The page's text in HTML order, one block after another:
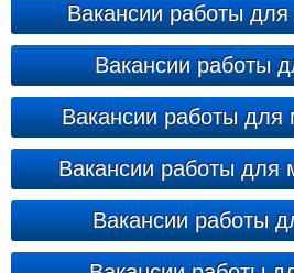
Вакансии работы для
Вакансии работы
Вакансии работы
Вакансии работы для
Вакансии работы